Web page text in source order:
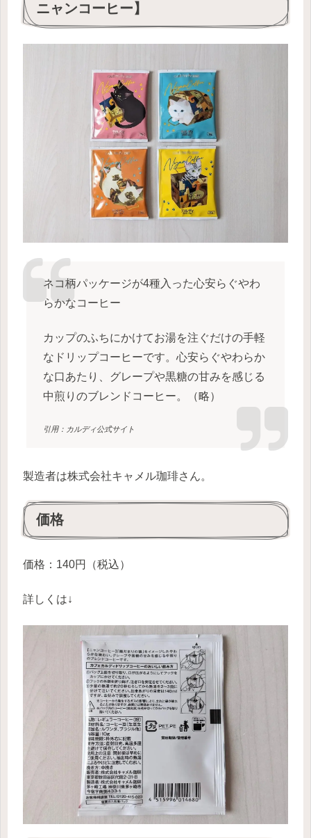
ニャンコーヒー】
ネコ柄パッケージが4種入った心安らぐやわ
らかなコーヒー
カップのふちにかけてお湯を注ぐだけの手軽
なドリップコーヒーです。 心安らぐやわらか
な口あたり、グレープや黒糖の甘みを感じる
中煎りのブレンドコーヒー。（略）
引用：カルディ公式サイト
製造者は株式会社キャメル珈琲さん。
価格
価格：140円（税込）
詳しくは↓